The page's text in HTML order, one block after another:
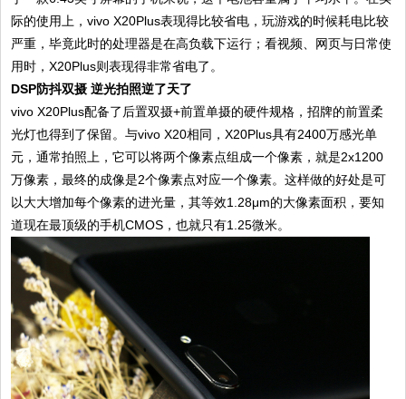
际的使用上，vivo X20Plus表现得比较省电，玩游戏的时候耗电比较
严重，毕竟此时的处理器是在高负载下运行；看视频、网页与日常使
用时，X20Plus则表现得非常省电了。
DSP防抖双摄 逆光拍照逆了天了
vivo X20Plus配备了后置双摄+前置单摄的硬件规格，招牌的前置柔
光灯也得到了保留。与vivo X20相同，X20Plus具有2400万感光单
元，通常拍照上，它可以将两个像素点组成一个像素，就是2x1200
万像素，最终的成像是2个像素点对应一个像素。这样做的好处是可
以大大增加每个像素的进光量，其等效1.28μm的大像素面积，要知
道现在最顶级的手机CMOS，也就只有1.25微米。